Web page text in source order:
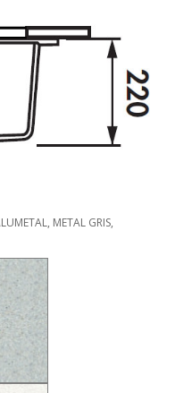
METAL GRIS,